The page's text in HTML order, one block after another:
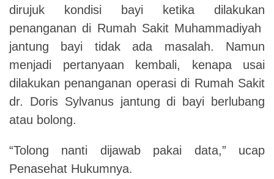
dirujuk kondisi bayi ketika dilakukan
penanganan di Rumah Sakit Muhammadiyah
jantung bayi tidak ada masalah. Namun
menjadi pertanyaan kembali, kenapa usai
dilakukan penanganan operasi di Rumah Sakit
dr. Doris Sylvanus jantung di bayi berlubang
atau bolong.
“Tolong nanti dijawab pakai data,” ucap
Penasehat Hukumnya.